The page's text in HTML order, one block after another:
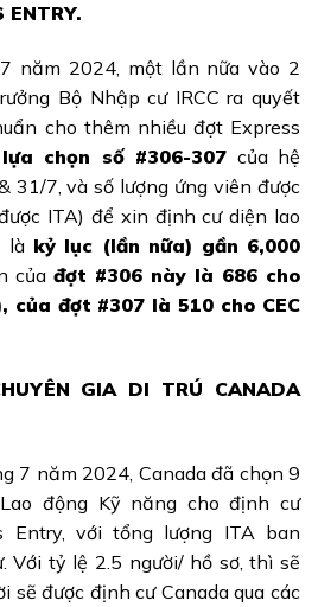
ENTRY.
năm 2024, một lần nữa vào 2
Bộ Nhập cư IRCC ra quyết
cho thêm nhiều đợt Express
chọn số #306-307 của hệ
31/7, và số lượng ứng viên được
ITA) để xin định cư diện lao
là kỷ lục (lần nữa) gần 6,000
của đợt #306 này là 686 cho
của đợt #307 là 510 cho CEC
GIA DI TRÚ CANADA
7 năm 2024, Canada đã chọn 9
động Kỹ năng cho định cư
Entry, với tổng lượng ITA ban
Với tỷ lệ 2.5 người/ hồ sơ, thì sẽ
sẽ được định cư Canada qua các